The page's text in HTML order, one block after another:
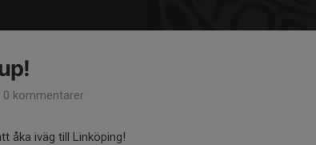
0 kommentarer
åka iväg till Linköping!